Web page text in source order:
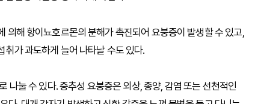
의해 항이뇨호르몬의 분해가 촉진되어 요붕증이 발생할 수 있고,
가 과도하게 늘어 나타날 수도 있다.
나눌 수 있다. 중추성 요붕증은 외상, 종양, 감염 또는 선천적인